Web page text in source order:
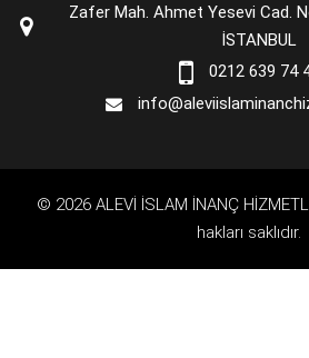
Zafer Mah. Ahmet Yesevi Cad.
İSTANBUL
0212 639 74
© 2026 ALEVİ İSLAM İNANÇ
hakları saklıdır.